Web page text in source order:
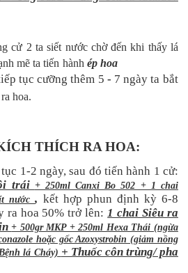
cử 2 ta siết nước chờ đến khi thấy lá
mẽ ta tiến hành ép hoa
tục cưỡng thêm 5 - 7 ngày ta bắt
hoa.
THÍCH RA HOA:
1-2 ngày, sau đó tiến hành 1 cử:
trái + 250ml Canxi Bo 502 + 1 chai
nước, kết hợp phun định kỳ 6-8
ra hoa 50% trở lên: 1 chai Siêu ra
+ 500gr MKP + 250ml Hexa Thái (ngừa
hoặc gốc Azoxystrobin (giảm nồng
lá Cháy) + Thuốc côn trùng/ pha